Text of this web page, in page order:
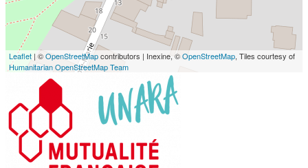
Leaflet | ©OpenStreetMapcontributors | Inexine, ©OpenStreetMap, Tiles courtesy of
Humanitarian OpenStreetMap Team